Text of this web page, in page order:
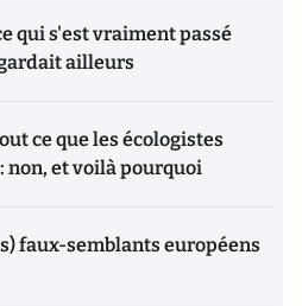
qui s'est vraiment passé
ailleurs
ce que les écologistes
non, et voilà pourquoi
faux-semblants européens